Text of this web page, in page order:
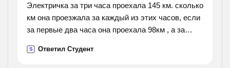
Электричка за три часа проехала 145 км. сколько
км она проезжала за каждый из этих часов, если
за первые два часа она проехала 98км , а за
S Ответил Студент